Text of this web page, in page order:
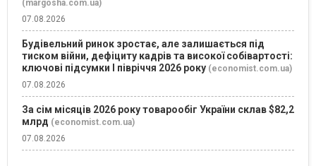
(margosha.com.ua)
07.08.2026
Будівельний ринок зростає, але залишається під
тиском війни, дефіциту кадрів та високої собівартості:
ключові підсумки І півріччя 2026 року (economist.com.ua)
07.08.2026
За сім місяців 2026 року товарообіг України склав $82,2
млрд (economist.com.ua)
07.08.2026